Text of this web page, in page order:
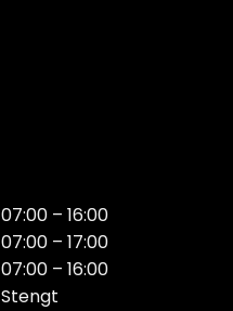
07:00 – 16:00
07:00 – 17:00
07:00 – 16:00
Stengt